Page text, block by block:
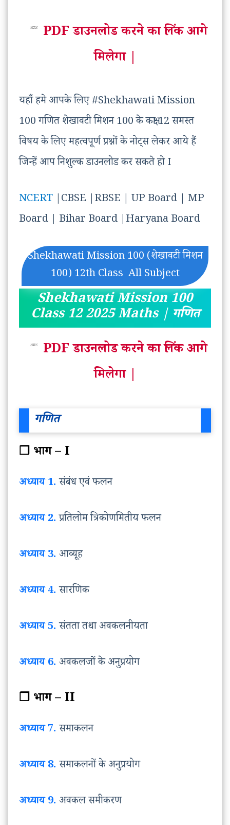
PDF डाउनलोड करने का लिंक आगे
मिलेगा |
यहाँ हमे आपके लिए #Shekhawati Mission
100 गणित शेखावटी मिशन 100 के कक्षा 12 समस्त
विषय के लिए महत्वपूर्ण प्रश्नों के नोट्स लेकर आये हैं
जिन्हें आप निशुल्क डाउनलोड कर सकते हो I
NCERT |CBSE |RBSE | UP Board | MP
Board | Bihar Board |Haryana Board
Shekhawati Mission 100 (शेखावटी मिशन
100) 12th Class All Subject
Shekhawati Mission 100
Class 12 2025 Maths | गणित
PDF डाउनलोड करने का लिंक आगे
मिलेगा |
गणित
❒ भाग – I
अध्याय 1.संबंध एवं फलन
अध्याय 2.प्रतिलोम त्रिकोणमितीय फलन
अध्याय 3. आव्यूह
अध्याय 4.सारणिक
अध्याय 5.संतता तथा अवकलनीयता
अध्याय 6. अवकलजों के अनुप्रयोग
❒ भाग – II
अध्याय 7.समाकलन
अध्याय 8.समाकलनों के अनुप्रयोग
अध्याय 9. अवकल समीकरण